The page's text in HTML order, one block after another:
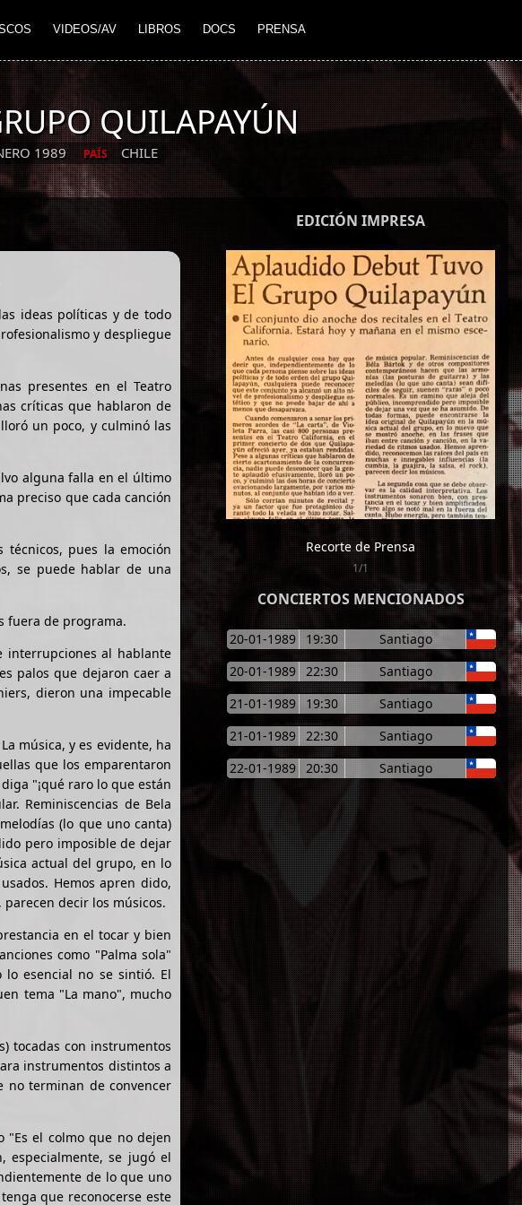
VIDEOS/AV LIBROS DOCS PRENSA
QUILAPAYÚN
1989 PAÍS CHILE
ideas políticas y de todo
y despliegue
presentes en el Teatro
críticas que hablaron de
un poco, y culminó las
alguna falla en el último
preciso que cada canción
técnicos, pues la emoción
se puede hablar de una
fuera de programa.
interrupciones al hablante
palos que dejaron caer a
dieron una impecable
música, y es evidente, ha
que los emparentaron
"¡qué raro lo que están
Reminiscencias de Bela
(lo que uno canta)
pero imposible de dejar
actual del grupo, en lo
Hemos apren dido,
decir los músicos.
en el tocar y bien
como "Palma sola"
esencial no se sintió. El
tema "La mano", mucho
tocadas con instrumentos
instrumentos distintos a
no terminan de convencer
"Es el colmo que no dejen
especialmente, se jugó el
de lo que uno
que reconocerse este
EDICIÓN IMPRESA
Recorte de Prensa
1/1
CONCIERTOS MENCIONADOS
20-01-1989 19:30
Santiago
20-01-1989 22:30
Santiago
21-01-1989
19:30
Santiago
21-01-1989 22:30
Santiago
22-01-1989 20:30 Santiago